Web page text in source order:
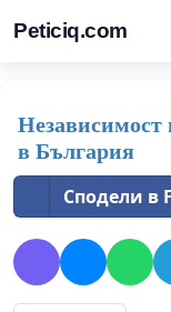
Peticiq.com
Независимост
в България
Сподели в